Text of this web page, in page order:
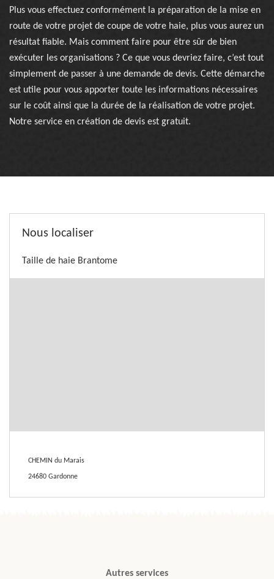
Plus vous effectuez conformément la préparation de la mise en
route de votre projet de coupe de votre haie, plus vous aurez un
résultat fiable. Mais comment faire pour être sûr de bien
exécuter les organisations ? Ce que vous devriez faire, c’est tout
simplement de passer à une demande de devis. Cette démarche
est utile pour vous apporter toute les informations nécessaires
sur le coût ainsi que la durée de la réalisation de votre projet.
Notre service en création de devis est gratuit.
Nous localiser
Taille de haie Brantome
CHEMIN du Marais
24680 Gardonne
Autres services